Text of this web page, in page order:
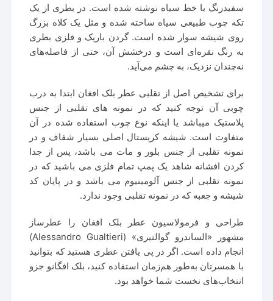
سفیدرنگ با خط سیاه نوشته شده است. در بطری از یک
تکه چوب طبیعی سیاه ساخته‌ شده و مثل یک کلاه بزرگ
روی شیشه سوار شده است. گردن باریک و فلزی بطری
به رنگ نقره‌ای است و درخشش آن، حتی از فاصله‌های
نه‌چندان نزدیک، به چشم می‌آید.
برای تشخیص اصل از تقلبی عطر بلک افغان ابتدا به درب
چوبی آن توجه کنید که در نمونه های تقلبی از جنس
پلاستیک میباشد یا اینکه نوع چوب استفاده شده در آن
متفاوت است. شیشه کریستال اصلی بسیار شفاف و در
نمونه تقلبی از جنس بلور و مات می باشد، پس از جدا
کردن افشانه شاهد یک پمپ تمام فلزی می باشید که در
نمونه تقلبی از جنس آلومینیوم می باشد و در پایان کد
شیشه و جعبه که در نمونه تقلبی وجود ندارد.
طراحی و فرمولاسیون عطر بلک افغان را عطرساز
مشهور «الساندرو گوالتیری» (Alessandro Gualtieri)
انجام داده است. اگر در پی یافتن عطری هستید که بتوانید
با همسرتان به‌طور هم‌زمان استفاده کنید، بلک افگانو جزو
انتخاب‌های نخست شما خواهد بود.